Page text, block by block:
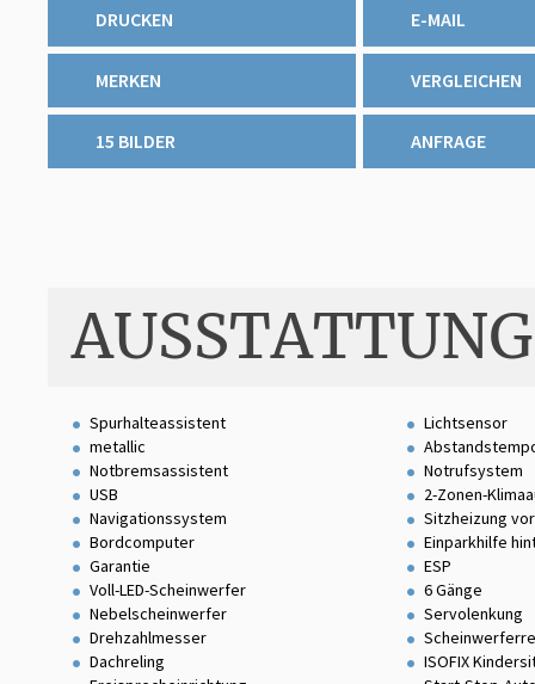
DRUCKEN E-MAIL
MERKEN VERGLEICHEN
15 BILDER ANFRAGE
AUSSTATTUNG
Spurhalteassistent
Lichtsensor
metallic
Notbremsassistent
Notrufsystem
USB
2-Zonen-
Navigationssystem
Sitzheizung
Bordcomputer
Einparkhilfe
Garantie
ESP
Voll-LED-Scheinwerfer
6 Gänge
Nebelscheinwerfer
Servolenkung
Drehzahlmesser
Dachreling
ISOFIX